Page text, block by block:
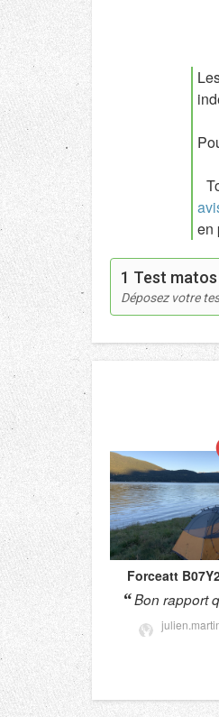
en
1 Test
Déposez votre
Forceatt
Bon rapport